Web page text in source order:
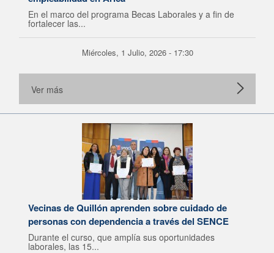
En el marco del programa Becas Laborales y a fin de
fortalecer las...
Miércoles, 1 Julio, 2026 - 17:30
Ver más
Vecinas de Quillón aprenden sobre cuidado de
personas con dependencia a través del SENCE
Durante el curso, que amplía sus oportunidades
laborales, las 15...